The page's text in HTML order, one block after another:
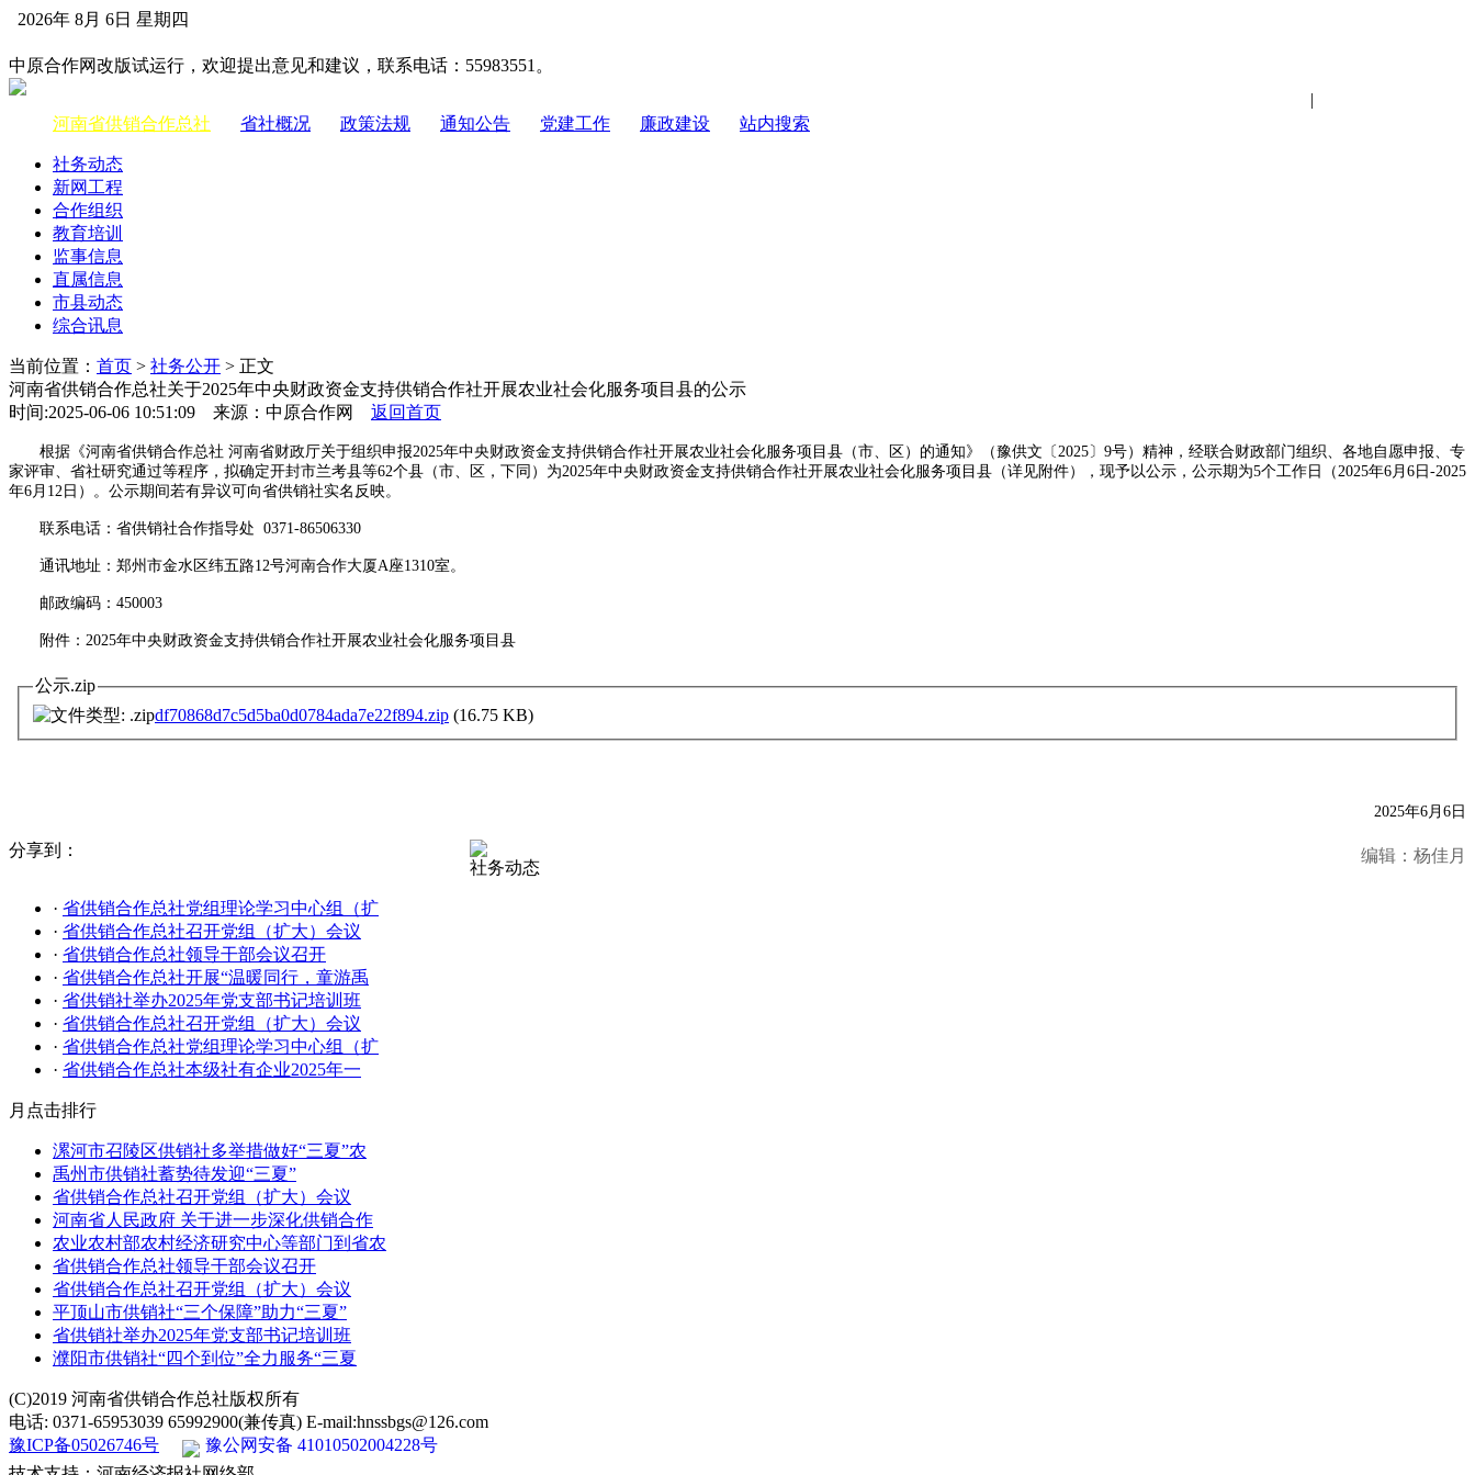
2026年 8月 6日 星期四
中原合作网改版试运行，欢迎提出意见和建议，联系电话：55983551。
|
河南省供销合作总社
省社概况 政策法规 通知公告 党建工作 廉政建设 站内搜索
社务动态
新网工程
合作组织
教育培训
监事信息
直属信息
市县动态
综合讯息
当前位置： 首页 > 社务公开 > 正文
河南省供销合作总社关于2025年中央财政资金支持供销合作社开展农业社会化服务项目县的公示
时间:2025-06-06 10:51:09 来源：中原合作网 返回首页
根据《河南省供销合作总社 河南省财政厅关于组织申报2025年中央财政资金支持供销合作社开展农业社会化服务项目县（市、区）的通知》（豫供文〔2025〕9号）精神，经联合财政部门组织、各地自愿申报、专
家评审、省社研究通过等程序，拟确定开封市兰考县等62个县（市、区，下同）为2025年中央财政资金支持供销合作社开展农业社会化服务项目县（详见附件），现予以公示，公示期为5个工作日（2025年6月6日-2025
年6月12日）。公示期间若有异议可向省供销社实名反映。
联系电话： 省供销社合作指导处 0371-86506330
通讯地址：郑州市金水区纬五路12号河南合作大厦A座1310室。
邮政编码：450003
附件：2025年中央财政资金支持供销合作社开展农业社会化服务项目县
公示.zip
df70868d7c5d5ba0d0784ada7e22f894.zip (16.75 KB)
2025年6月6日
分享到： 编辑：杨佳月
社务动态
· 省供销合作总社党组理论学习中心组（扩
· 省供销合作总社召开党组（扩大）会议
· 省供销合作总社领导干部会议召开
· 省供销合作总社开展“温暖同行，童游禹
· 省供销社举办2025年党支部书记培训班
· 省供销合作总社召开党组（扩大）会议
· 省供销合作总社党组理论学习中心组（扩
· 省供销合作总社本级社有企业2025年一
月点击排行
漯河市召陵区供销社多举措做好“三夏”农
禹州市供销社蓄势待发迎“三夏”
省供销合作总社召开党组（扩大）会议
河南省人民政府 关于进一步深化供销合作
农业农村部农村经济研究中心等部门到省农
省供销合作总社领导干部会议召开
省供销合作总社召开党组（扩大）会议
平顶山市供销社“三个保障”助力“三夏”
省供销社举办2025年党支部书记培训班
濮阳市供销社“四个到位”全力服务“三夏
(C)2019 河南省供销合作总社版权所有
电话: 0371-65953039 65992900(兼传真) E-mail:hnssbgs@126.com
豫ICP备05026746号
豫公网安备 41010502004228号